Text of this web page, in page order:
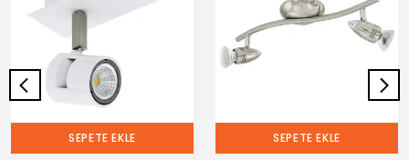
SEPETE EKLE SEPETE EKLE